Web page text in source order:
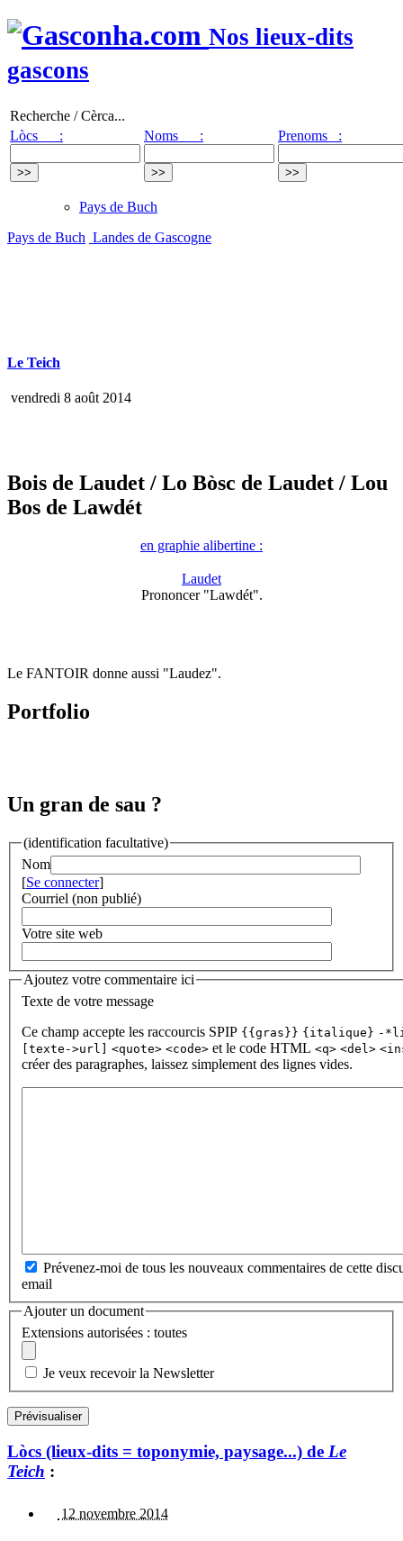
Nos lieux-dits
gascons
Recherche / Cèrca...
Lòcs :
Noms : Prenoms :
Pays de Buch
Pays de Buch Landes de Gascogne
Le Teich
vendredi 8 août 2014
Bois de Laudet / Lo Bòsc de Laudet / Lou
Bos de Lawdét
en graphie alibertine :
Laudet
Prononcer "Lawdét".
Le FANTOIR donne aussi "Laudez".
Portfolio
Un gran de sau ?
(identification facultative)
Nom
[Se connecter]
Courriel (non publié)
Votre site web
Ajoutez votre commentaire ici
Texte de votre message
Ce champ accepte les raccourcis SPIP {{gras}} {italique} -
[texte->url]
<quote> <code> et le code HTML <q> <del>
créer des paragraphes, laissez simplement des lignes vides.
Prévenez-moi de tous les nouveaux commentaires de cette
email
Ajouter un document
Extensions autorisées : toutes
Je veux recevoir la Newsletter
Lòcs (lieux-dits = toponymie, paysage...) de Le
Teich :
12 novembre 2014